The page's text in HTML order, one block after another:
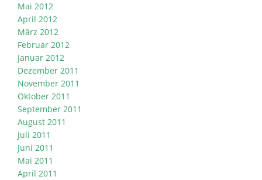
Mai 2012
April 2012
März 2012
Februar 2012
Januar 2012
Dezember 2011
November 2011
Oktober 2011
September 2011
August 2011
Juli 2011
Juni 2011
Mai 2011
April 2011